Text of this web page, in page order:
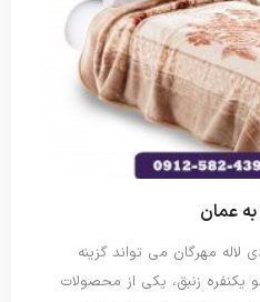
عمان
مهرگان می تواند گزینه
یکنفره زنبق، یکی از محصولات